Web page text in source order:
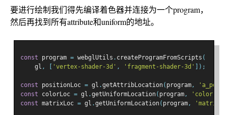
要进行绘制我们得先编译着色器并连接为一个program，
然后再找到所有attribute和uniform的地址。
const program = webglUtils . createProgramFromScripts (
    gl
, 'vertex-shader-3d' , 'fragment-shader-3d' ]);
const positionLoc = gl .getAttribLocation( program,
const colorLoc = gl .getUniformLocation( program, 'color'
const matrixLoc = gl .getUniformLocation( program, 'matrix'